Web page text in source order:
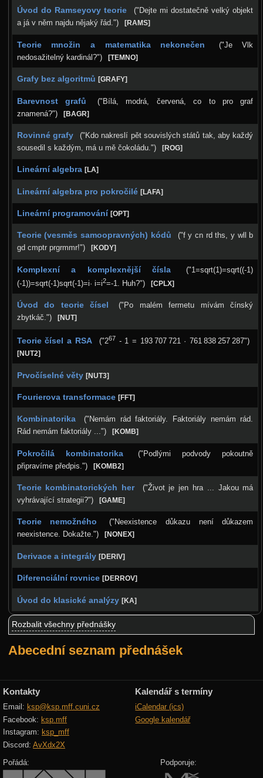
Úvod do Ramseyovy teorie
("Dejte mi dostatečně velký objekt
a já v něm najdu nějaký řád.")
[RAMS]
Teorie množin a matematika nekonečen
("Je Vlk
nedosažitelný kardinál?")
[TEMNO]
Grafy bez algoritmů [GRAFY]
Barevnost grafů
("Bílá, modrá, červená, co to pro graf
znamená?")
[BAGR]
Rovinné grafy
("Kdo nakreslí pět souvislých států tak, aby každý
sousedil s každým, má u mě čokoládu.")
[ROG]
Lineární algebra [LA]
Lineární algebra pro pokročilé [LAFA]
Lineární programování [OPT]
Teorie (vesměs samoopravných) kódů
("f y cn rd ths, y wll b
gd cmptr prgrmmr!")
[KODY]
Komplexní a komplexnější čísla
("1=sqrt(1)=sqrt((-1)
(-1))=sqrt(-1)sqrt(-1)=i· i=i2=-1. Huh?") [CPLX]
Úvod do teorie čísel
("Po malém fermetu mívám čínský
zbytkáč.")
[NUT]
Teorie čísel a RSA ("267 - 1 = 193 707 721 · 761 838 257 287")
[NUT2]
Prvočíselné věty [NUT3]
Fourierova transformace [FFT]
Kombinatorika
("Nemám rád faktoriály. Faktoriály nemám rád.
Rád nemám faktoriály ...")
[KOMB]
Pokročilá kombinatorika
("Podlými podvody pokoutně
připravíme předpis.")
[KOMB2]
Teorie kombinatorických her
("Život je jen hra ... Jakou má
vyhrávající strategii?")
[GAME]
Teorie nemožného
("Neexistence důkazu není důkazem
neexistence. Dokažte.")
[NONEX]
Derivace a integrály [DERIV]
Diferenciální rovnice [DERROV]
Úvod do klasické analýzy [KA]
Rozbalit všechny přednášky
Abecední seznam přednášek
Kontakty
Email: ksp@ksp.mff.cuni.cz
Facebook: ksp.mff
Instagram: ksp_mff
Discord: AvXdx2X
Kalendář s termíny
iCalendar (ics)
Google kalendář
Pořádá: Podporuje: